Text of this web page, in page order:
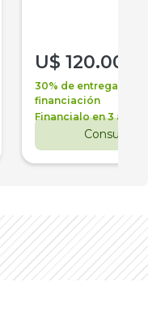
U$ 120.000
30% de entrega +
financiación
Financialo en 3 años
Consultar